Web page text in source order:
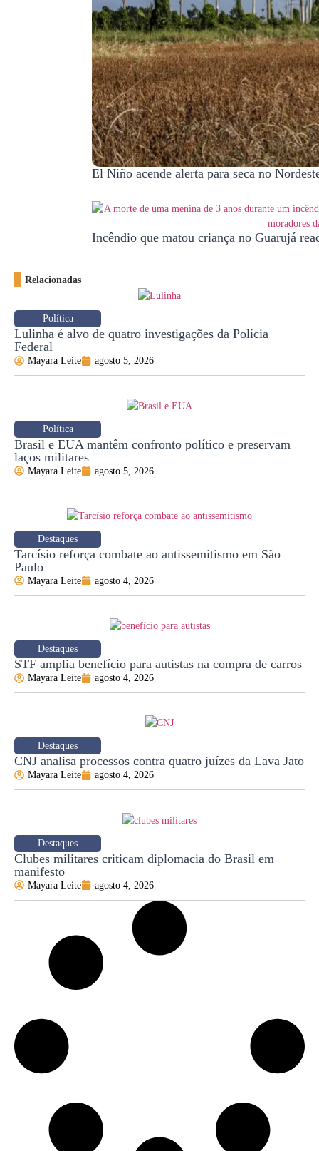
El Niño acende alerta para seca no
Incêndio que matou criança no Guarujá
Relacionadas
Política
Lulinha é alvo de quatro investigações da Polícia
Federal
Mayara Leite agosto 5, 2026
Política
Brasil e EUA mantêm confronto político e preservam
laços militares
Mayara Leite agosto 5, 2026
Destaques
Tarcísio reforça combate ao antissemitismo em São
Paulo
Mayara Leite agosto 4, 2026
Destaques
STF amplia benefício para autistas na compra de carros
Mayara Leite agosto 4, 2026
Destaques
CNJ analisa processos contra quatro juízes da Lava Jato
Mayara Leite agosto 4, 2026
Destaques
Clubes militares criticam diplomacia do Brasil em
manifesto
Mayara Leite agosto 4, 2026